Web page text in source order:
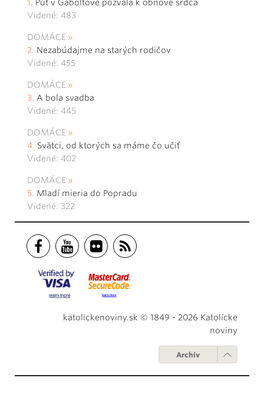
Púť v Gaboltove pozvala k obnove srdca
Videné: 483
DOMÁCE
Nezabúdajme na starých rodičov
Videné: 455
DOMÁCE
A bola svadba
Videné: 445
DOMÁCE
Svätci, od ktorých sa máme čo učiť
Videné: 402
DOMÁCE
Mladí mieria do Popradu
Videné: 322
katolickenoviny.sk © 1849 - 2026 Katolícke
noviny
Archív